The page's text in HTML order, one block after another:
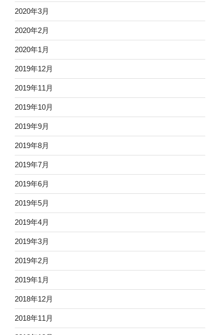
2020年3月
2020年2月
2020年1月
2019年12月
2019年11月
2019年10月
2019年9月
2019年8月
2019年7月
2019年6月
2019年5月
2019年4月
2019年3月
2019年2月
2019年1月
2018年12月
2018年11月